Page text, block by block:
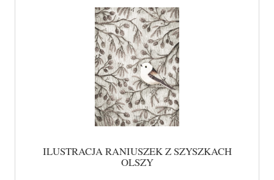
ILUSTRACJA RANIUSZEK Z SZYSZKACH
OLSZY